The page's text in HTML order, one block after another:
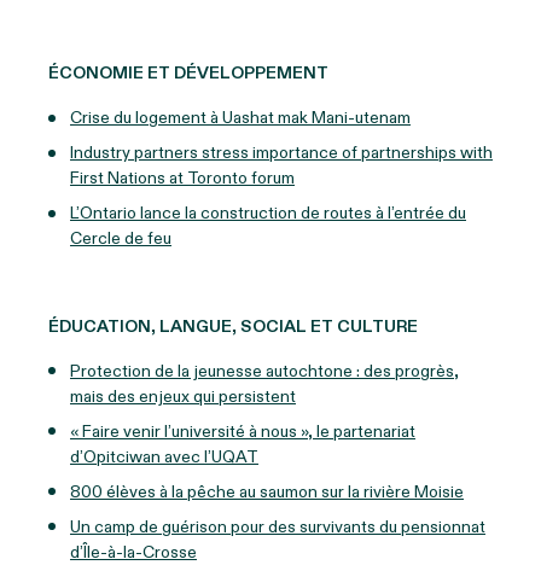
ÉCONOMIE ET DÉVELOPPEMENT
Crise du logement à Uashat mak Mani-utenam
Industry partners stress importance of partnerships with
First Nations at Toronto forum
L’Ontario lance la construction de routes à l’entrée du
Cercle de feu
ÉDUCATION, LANGUE, SOCIAL ET CULTURE
Protection de la jeunesse autochtone : des progrès,
mais des enjeux qui persistent
« Faire venir l’université à nous », le partenariat
d’Opitciwan avec l’UQAT
800 élèves à la pêche au saumon sur la rivière Moisie
Un camp de guérison pour des survivants du pensionnat
d’Île-à-la-Crosse